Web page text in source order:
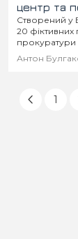
центр та
Створений у
20
прокуратури
Антон
1